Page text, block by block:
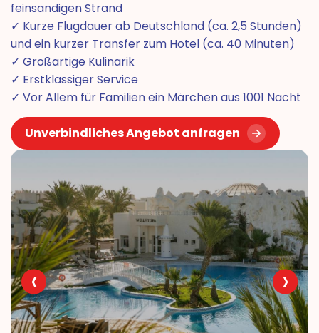
feinsandigen Strand
✓ Kurze Flugdauer ab Deutschland (ca. 2,5 Stunden)
und ein kurzer Transfer zum Hotel (ca. 40 Minuten)
✓ Großartige Kulinarik
✓ Erstklassiger Service
✓ Vor Allem für Familien ein Märchen aus 1001 Nacht
Unverbindliches Angebot anfragen
‹ ›